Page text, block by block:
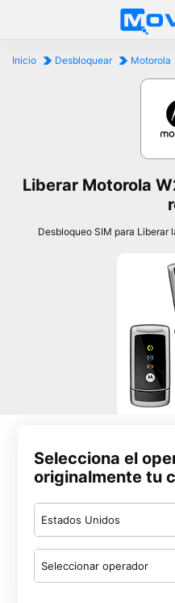
Inicio Desbloquear Motorola
Liberar Motorola
Desbloqueo SIM para Liberar
Selecciona el
originalmente tu
Estados Unidos
Seleccionar operador